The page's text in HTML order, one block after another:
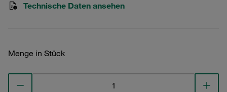
Technische Daten ansehen
Menge in Stück